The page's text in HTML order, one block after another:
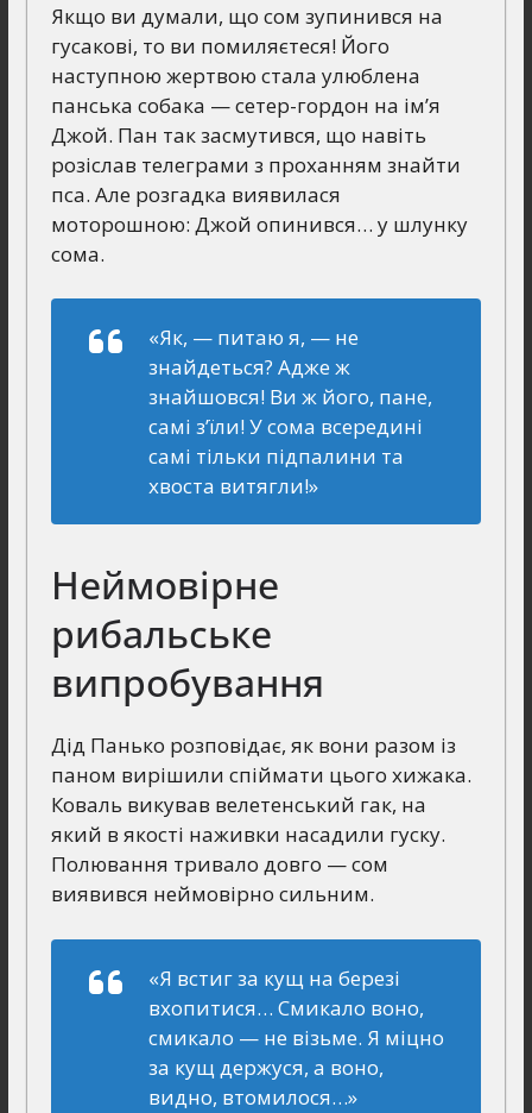
Якщо ви думали, що сом зупинився на
гусакові, то ви помиляєтеся! Його
наступною жертвою стала улюблена
панська собака — сетер-гордон на ім’я
Джой. Пан так засмутився, що навіть
розіслав телеграми з проханням знайти
пса. Але розгадка виявилася
моторошною: Джой опинився… у шлунку
сома.
«Як, — питаю я, — не
знайдеться? Адже ж
знайшовся! Ви ж його, пане,
самі з’їли! У сома всередині
самі тільки підпалини та
хвоста витягли!»
Неймовірне
рибальське
випробування
Дід Панько розповідає, як вони разом із
паном вирішили спіймати цього хижака.
Коваль викував велетенський гак, на
який в якості наживки насадили гуску.
Полювання тривало довго — сом
виявився неймовірно сильним.
«Я встиг за кущ на березі
вхопитися… Смикало воно,
смикало — не візьме. Я міцно
за кущ держуся, а воно,
видно, втомилося…»